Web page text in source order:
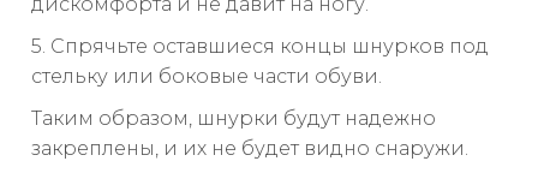
5. Спрячьте оставшиеся концы шнурков под
стельку или боковые части обуви.
Таким образом, шнурки будут надежно
закреплены, и их не будет видно снаружи.